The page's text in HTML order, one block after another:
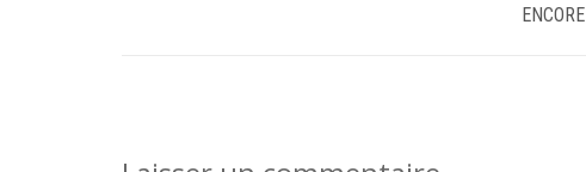
ENCORE